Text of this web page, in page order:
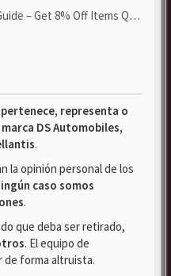
Get 8% Off Items Quickly to Test ...
representa o
DS Automobiles,
.
la opinión personal de los
caso somos
.
que deba ser retirado,
. El equipo de
de forma altruista.